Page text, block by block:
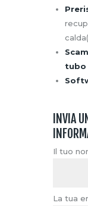
tubo
INVIA
Il tuo
La tua